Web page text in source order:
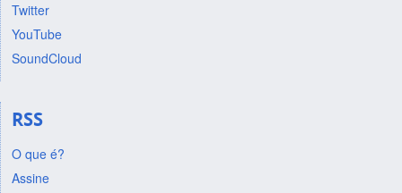
Twitter
YouTube
SoundCloud
RSS
O que é?
Assine